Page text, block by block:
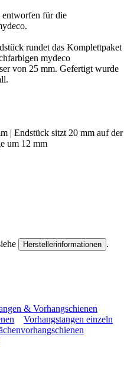
für die
rundet das Komplettpaket
mydeco
von 25 mm. Gefertigt wurde
| Endstück sitzt 20 mm auf der
um 12 mm
Herstellerinformationen .
& Vorhangschienen
Vorhangstangen einzeln